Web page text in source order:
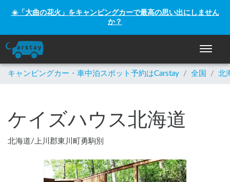
☀️「大曲の花火」をキャンピングカーで最高の思い出にしません
か？
ナビゲ
キャンピングカー・車中泊スポット予約はCarstay / 全国 / 北
ケイズハウス北海道
北海道/上川郡東川町勇駒別